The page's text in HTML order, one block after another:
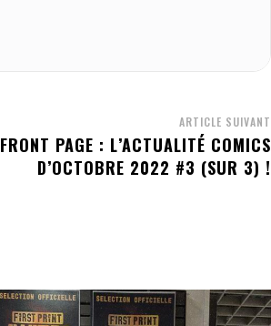
ARTICLE SUIVANT
FRONT PAGE : L’ACTUALITÉ COMICS
D’OCTOBRE 2022 #3 (SUR 3) !